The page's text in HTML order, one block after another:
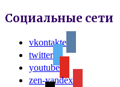
Социальные сети
vkontakte
twitter
youtube
zen-yandex